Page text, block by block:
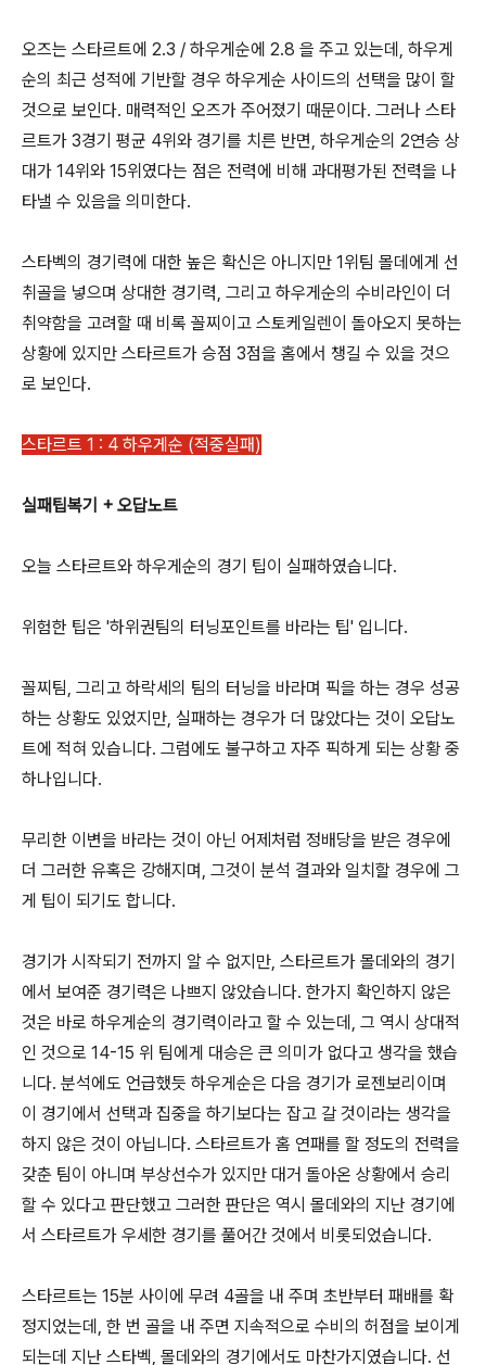
오즈는 스타르트에 2.3 / 하우게순에 2.8 을 주고 있는데, 하우게
순의 최근 성적에 기반할 경우 하우게순 사이드의 선택을 많이 할
것으로 보인다. 매력적인 오즈가 주어졌기 때문이다. 그러나 스타
르트가 3경기 평균 4위와 경기를 치른 반면, 하우게순의 2연승 상
대가 14위와 15위였다는 점은 전력에 비해 과대평가된 전력을 나
타낼 수 있음을 의미한다.
스타벡의 경기력에 대한 높은 확신은 아니지만 1위팀 몰데에게 선
취골을 넣으며 상대한 경기력, 그리고 하우게순의 수비라인이 더
취약함을 고려할 때 비록 꼴찌이고 스토케일렌이 돌아오지 못하는
상황에 있지만 스타르트가 승점 3점을 홈에서 챙길 수 있을 것으
로 보인다.
스타르트 1 : 4 하우게순 (적중실패)
실패팁복기 + 오답노트
오늘 스타르트와 하우게순의 경기 팁이 실패하였습니다.
위험한 팁은 '하위권팀의 터닝포인트를 바라는 팁' 입니다.
꼴찌팀, 그리고 하락세의 팀의 터닝을 바라며 픽을 하는 경우 성공
하는 상황도 있었지만, 실패하는 경우가 더 많았다는 것이 오답노
트에 적혀 있습니다. 그럼에도 불구하고 자주 픽하게 되는 상황 중
하나입니다.
무리한 이변을 바라는 것이 아닌 어제처럼 정배당을 받은 경우에
더 그러한 유혹은 강해지며, 그것이 분석 결과와 일치할 경우에 그
게 팁이 되기도 합니다.
경기가 시작되기 전까지 알 수 없지만, 스타르트가 몰데와의 경기
에서 보여준 경기력은 나쁘지 않았습니다. 한가지 확인하지 않은
것은 바로 하우게순의 경기력이라고 할 수 있는데, 그 역시 상대적
인 것으로 14-15 위 팀에게 대승은 큰 의미가 없다고 생각을 했습
니다. 분석에도 언급했듯 하우게순은 다음 경기가 로젠보리이며
이 경기에서 선택과 집중을 하기보다는 잡고 갈 것이라는 생각을
하지 않은 것이 아닙니다. 스타르트가 홈 연패를 할 정도의 전력을
갖춘 팀이 아니며 부상선수가 있지만 대거 돌아온 상황에서 승리
할 수 있다고 판단했고 그러한 판단은 역시 몰데와의 지난 경기에
서 스타르트가 우세한 경기를 풀어간 것에서 비롯되었습니다.
스타르트는 15분 사이에 무려 4골을 내 주며 초반부터 패배를 확
정지었는데, 한 번 골을 내 주면 지속적으로 수비의 허점을 보이게
되는데 지난 스타벡, 몰데와의 경기에서도 마찬가지였습니다. 선